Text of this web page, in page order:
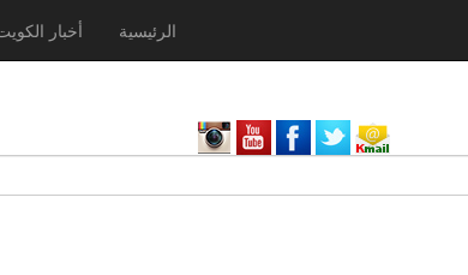
الرئيسية أخبار